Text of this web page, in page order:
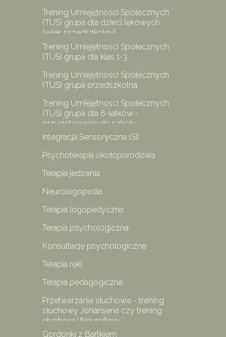
Trening Umiejętności Społecznych
(TUS) grupa dla dzieci lękowych
(wiek przedszkolny)
Trening Umiejętności Społecznych
(TUS) grupa dla klas 1-3
Trening Umiejętności Społecznych
(TUS) grupa przedszkolna
Trening Umiejętności Społecznych
(TUS) grupa dla 6-latków -
przygotowanie do szkoły
Integracja Sensoryczna (SI)
Psychoterapia okołoporodowa
Terapia jedzenia
Neurologopedia
Terapia logopedyczna
Terapia psychologiczna
Konsultacje psychologiczne
Terapia ręki
Terapia pedagogiczna
Przetwarzanie słuchowe - trening
słuchowy Johansena czy trening
słuchowy Neuroflow
Gordonki z Bartkiem